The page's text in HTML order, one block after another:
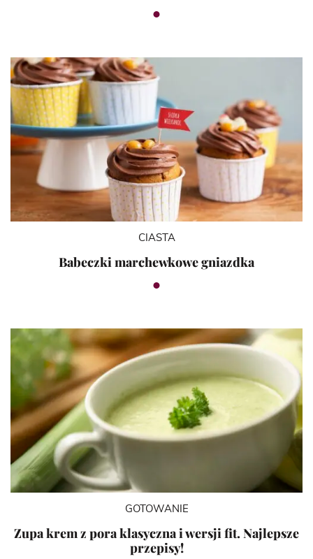
CIASTA
Babeczki marchewkowe gniazdka
GOTOWANIE
Zupa krem z pora klasyczna i wersji fit. Najlepsze
przepisy!